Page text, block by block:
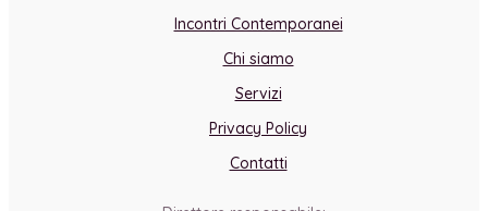
Incontri Contemporanei
Chi siamo
Servizi
Privacy Policy
Contatti